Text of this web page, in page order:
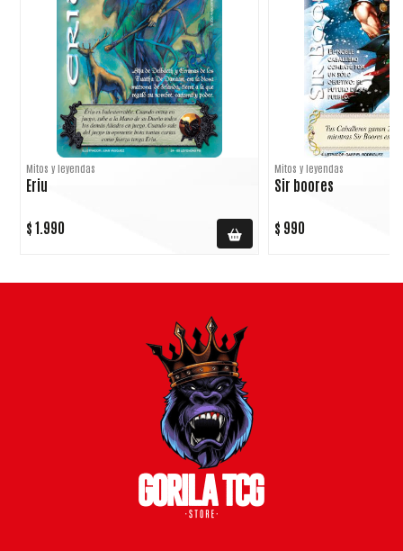
Mitos y leyendas
Eriu
$ 1.990
Mitos y leyendas
Sir boores
$ 990